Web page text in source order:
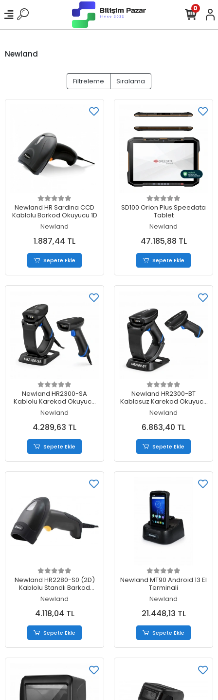
0
Newland
Filtreleme Sıralama
Sepete Ekle
Newland HR Sardina CCD
Kablolu Barkod Okuyucu 1D
Newland
1.887,44 TL
Sepete Ekle
Sepete Ekle
SD100 Orion Plus Speedata
Tablet
Newland
47.185,88 TL
Sepete Ekle
Sepete Ekle
Newland HR2300-SA
Kablolu Karekod Okuyucu
USB Bağlantılı
Newland
4.289,63 TL
Sepete Ekle
Sepete Ekle
Newland HR2300-BT
Kablosuz Karekod Okuyucu
USB Bağlantılı
Newland
6.863,40 TL
Sepete Ekle
Sepete Ekle
Newland HR2280-S0 (2D)
Kablolu Standlı Barkod
Okuyucu (USB)
Newland
4.118,04 TL
Sepete Ekle
Sepete Ekle
Newland MT90 Android 13 El
Terminali
Newland
21.448,13 TL
Sepete Ekle